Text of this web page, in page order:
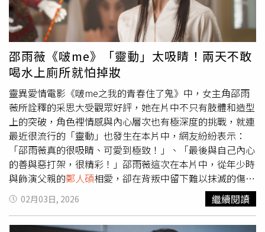
母。（圖／大溪鳳山寺廣澤宮提供）據悉，原本鄭人碩
今年
也要第3度扮演廣澤尊王，但因臨時有海外工作行程，已改
由其他人扮演。而之前已曝光的卡司還包括陳大天與老婆劉
樸將扮范蠡與西施，而所有卡司、扮哪位神仙都是當事人親
自擲筊由神明選角確定。賴銘偉表示「桃園信仰生活節-神
遊春巡嘉年華」不是商業活動，是一年一度、廣澤尊王生日
前夕才看得到的盛典，身為宮主的他坦言舉辦這樣的大型活
動確實要承受不小的壓力，也要扛起籌措經費、整合資源等
責任，去年為了祈願活動平安順利，他斷食長達6天，今年
因為有工作在身，3月31日在高雄藍色狂想音樂餐廳有演唱
會，所以會從4月1日開始斷食祈福。而神遊春巡嘉年華活動
4月4日當天上午9點將在八德藝文廣場進行兒童節天幕電院
特映《BIG》，中午有小芙尼家族唱跳秀，下午還有即將成
真火舞團、鳳鳴齋國樂團、兔子先生 XRway 、震樂堂等精
彩表演，一起打造搖滾遶境；重頭戲漢服真人扮仙的眾神則
將於下午4時30分從八德藝文廣場起駕，踩街至大溪鳳山寺
邵雨薇《啵me》「靈動」太吸睛！兩天不敢
喝水上廁所就怕掉妝
靈異愛情電影《啵me之我的青春住了鬼》中，女主角邵雨
薇所詮釋的采思大受觀眾好評，她在片中不只有肢體和造型
上的突破，角色裡情感與內心層次也有極深度的挑戰，就連
最近很流行的「靈動」也發生在本片中，網友紛紛表示：
「邵雨薇真的很吸睛、可愛到極致！」、「最後與自己內心
的善與惡打架，很精彩！」邵雨薇這次在本片中，從年少時
與飾演父親的鄭人碩相愛，卻在背叛中留下難以抹滅的傷
痕，多年後，命運又讓她遇見對方的兒子進碩（初孟軒
飾），被這個真誠的大男孩深深打動，決心將自己珍藏已久
卻未能完成的一齣戲親手傳授出去，這段橫跨兩代、交錯愛
02月03日, 2026 繼續閱讀